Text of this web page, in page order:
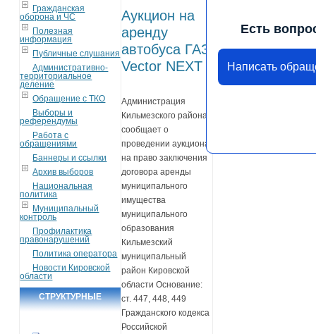
Гражданская
оборона и ЧС
Полезная
информация
Публичные слушания
Административно-
территориальное
деление
Обращение с ТКО
Выборы и
референдумы
Работа с
обращениями
Баннеры и ссылки
Архив выборов
Национальная
политика
Муниципальный
контроль
Профилактика
правонарушений
Политика оператора
Новости Кировской
области
СТРУКТУРНЫЕ
Аукцион на
аренду
автобуса ГАЗ
Vector NEXT
Администрация
Кильмезского района
сообщает о
проведении аукциона
на право заключения
договора аренды
муниципального
имущества
муниципального
образования
Кильмезский
муниципальный
район Кировской
области Основание:
ст. 447, 448, 449
Гражданского кодекса
Российской
Есть
Написать